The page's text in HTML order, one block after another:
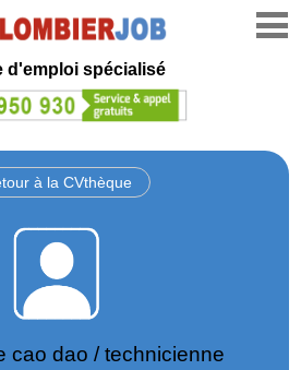
d'emploi spécialisé
à la CVthèque
cao dao / technicienne